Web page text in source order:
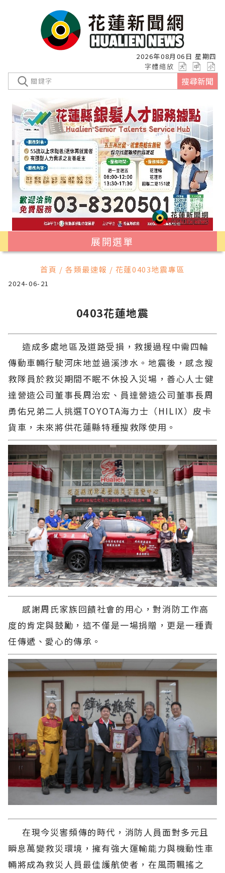
2026年08月06日 星期四
字體縮放
搜尋新聞
展開選單
首頁 / 各類最速報 / 花蓮0403地震專區
2024-06-21
0403花蓮地震
造成多處地區及道路受損，救援過程中需四輪
傳動車輛行駛河床地並過溪涉水。地震後，感念搜
救隊員於救災期間不眠不休投入災場，善心人士健
達營造公司董事長周治宏、員達營造公司董事長周
勇佑兄弟二人挑選TOYOTA海力士（HILIX）皮卡
貨車，未來將供花蓮縣特種搜救隊使用。
感謝周氏家族回饋社會的用心，對消防工作高
度的肯定與鼓勵，這不僅是一場捐贈，更是一種責
任傳遞、愛心的傳承。
在現今災害頻傳的時代，消防人員面對多元且
瞬息萬變救災環境，擁有強大運輸能力與機動性車
輛將成為救災人員最佳護航使者，在風雨飄搖之